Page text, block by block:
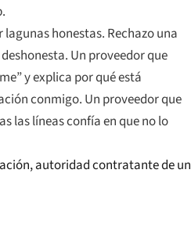
honestas. Rechazo una
Un proveedor que
y explica por qué está
conmigo. Un proveedor que
las líneas confía en que no lo
autoridad contratante de un